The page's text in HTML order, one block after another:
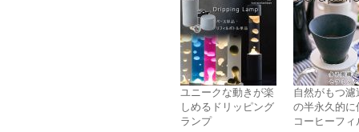
ユニークな動きが楽
しめるドリッピング
ランプ
自然がもつ濾
の半永久的に
コーヒーフィ